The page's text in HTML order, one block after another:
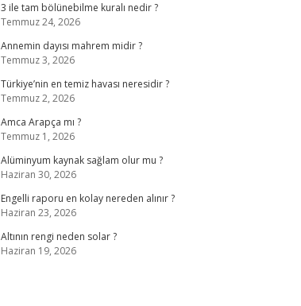
3 ile tam bölünebilme kuralı nedir ?
Temmuz 24, 2026
Annemin dayısı mahrem midir ?
Temmuz 3, 2026
Türkiye’nin en temiz havası neresidir ?
Temmuz 2, 2026
Amca Arapça mı ?
Temmuz 1, 2026
Alüminyum kaynak sağlam olur mu ?
Haziran 30, 2026
Engelli raporu en kolay nereden alınır ?
Haziran 23, 2026
Altının rengi neden solar ?
Haziran 19, 2026